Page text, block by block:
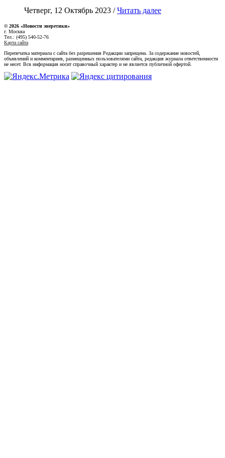
Четверг, 12 Октябрь 2023 /Читать далее
© 2026 «Новости энеретики»
г. Москва
Тел.: (495) 540-52-76
Карта сайта
Перепечатка материала с сайта без разрешения Редакции запрещена. За содержание новостей,
объявлений и комментариев, размещенных пользователями сайта, редакция журнала ответственности
не несет. Вся информация носит справочный характер и не является публичной офертой.